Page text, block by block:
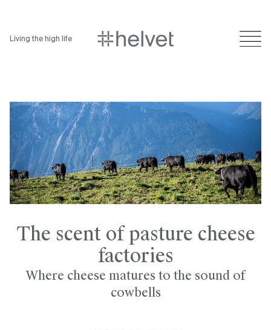
Living the high life
The scent of pasture cheese
factories
Where cheese matures to the sound of
cowbells